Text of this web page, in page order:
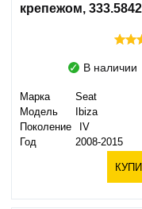
крепежом,
В наличии
Марка
Seat
Модель
Ibiza
Поколение
IV
Год
2008-2015